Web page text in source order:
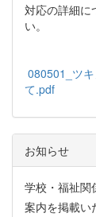
対応の詳細に
い。
080501_ツ
て.pdf
お知らせ
学校・福祉関
案内を掲載い